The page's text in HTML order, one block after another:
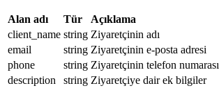
Alan adı Tür
Açıklama
client_name string Ziyaretçinin adı
email
string Ziyaretçinin e-posta adresi
phone
string Ziyaretçinin telefon numarası
description
string Ziyaretçiye dair ek bilgiler